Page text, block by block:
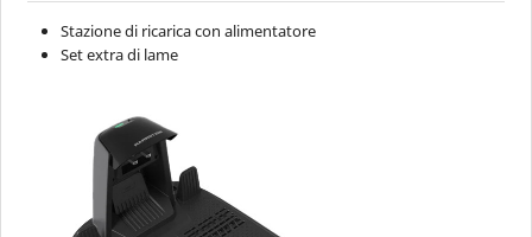
Stazione di ricarica con alimentatore
Set extra di lame